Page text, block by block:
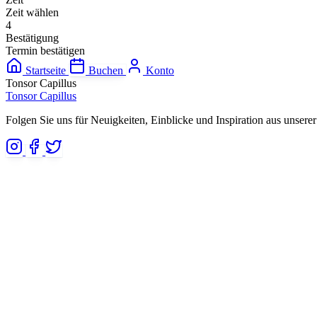
Zeit wählen
4
Bestätigung
Termin bestätigen
Startseite
Buchen
Konto
Tonsor Capillus
Tonsor Capillus
Folgen Sie uns für Neuigkeiten, Einblicke und Inspiration aus